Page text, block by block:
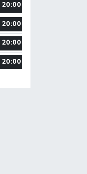
20:00
20:00
20:00
20:00